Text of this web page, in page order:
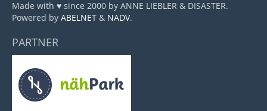
Made with ♥ since 2000 by ANNE LIEBLER & DISASTER.
Powered by ABELNET & NADV.
PARTNER